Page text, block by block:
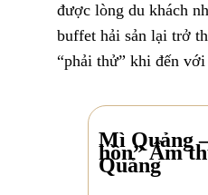
được lòng du khách
buffet hải sản lại trở
“phải thử” khi đến với
Mì Quảng
hồn” Ẩm
Quảng